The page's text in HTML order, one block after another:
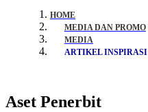
HOME
MEDIA DAN PROMO
MEDIA
ARTIKEL INSPIRASI
Aset Penerbit